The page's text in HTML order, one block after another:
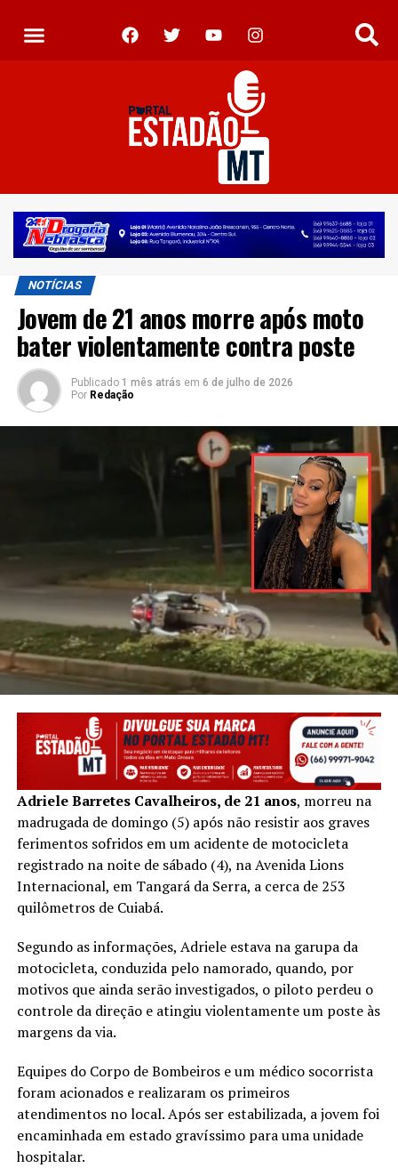
NOTÍCIAS
Jovem de 21 anos morre após moto
bater violentamente contra poste
Publicado 1 mês atrás em 6 de julho de 2026
Por Redação
Adriele Barretes Cavalheiros, de 21 anos, morreu na
madrugada de domingo (5) após não resistir aos graves
ferimentos sofridos em um acidente de motocicleta
registrado na noite de sábado (4), na Avenida Lions
Internacional, em Tangará da Serra, a cerca de 253
quilômetros de Cuiabá.
Segundo as informações, Adriele estava na garupa da
motocicleta, conduzida pelo namorado, quando, por
motivos que ainda serão investigados, o piloto perdeu o
controle da direção e atingiu violentamente um poste às
margens da via.
Equipes do Corpo de Bombeiros e um médico socorrista
foram acionados e realizaram os primeiros
atendimentos no local. Após ser estabilizada, a jovem foi
encaminhada em estado gravíssimo para uma unidade
hospitalar.